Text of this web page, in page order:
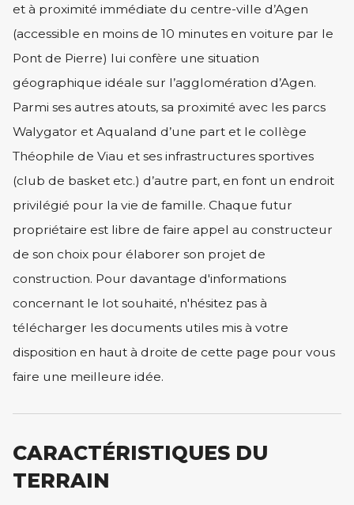
et à proximité immédiate du centre-ville d’Agen
(accessible en moins de 10 minutes en voiture par le
Pont de Pierre) lui confère une situation
géographique idéale sur l’agglomération d’Agen.
Parmi ses autres atouts, sa proximité avec les parcs
Walygator et Aqualand d’une part et le collège
Théophile de Viau et ses infrastructures sportives
(club de basket etc.) d’autre part, en font un endroit
privilégié pour la vie de famille. Chaque futur
propriétaire est libre de faire appel au constructeur
de son choix pour élaborer son projet de
construction. Pour davantage d'informations
concernant le lot souhaité, n'hésitez pas à
télécharger les documents utiles mis à votre
disposition en haut à droite de cette page pour vous
faire une meilleure idée.
CARACTÉRISTIQUES DU
TERRAIN